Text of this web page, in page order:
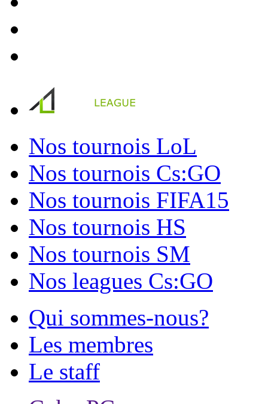
Nos tournois LoL
Nos tournois Cs:GO
Nos tournois FIFA15
Nos tournois HS
Nos tournois SM
Nos leagues Cs:GO
Qui sommes-nous?
Les membres
Le staff